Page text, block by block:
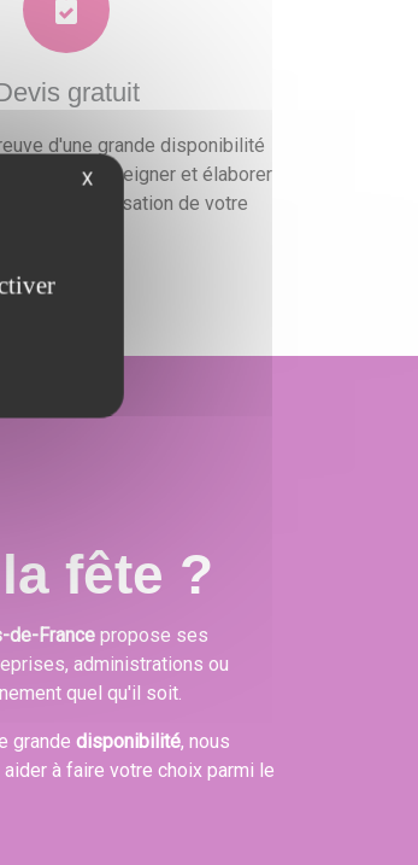
gratuit
d'une grande disponibilité
vous renseigner et élaborer
pour l'organisation de votre
fête ?
de-France propose ses
administrations ou
quel qu'il soit.
grande disponibilité, nous
à faire votre choix parmi le
X